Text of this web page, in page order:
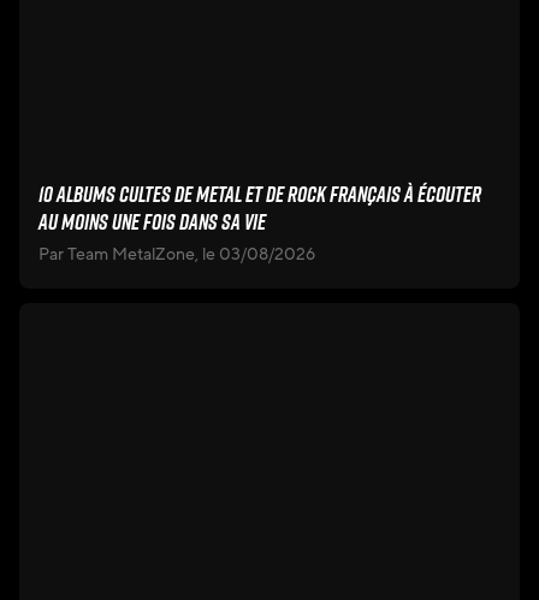
10 albums cultes de metal et de rock français à écouter
au moins une fois dans sa vie
Par Team MetalZone, le 03/08/2026